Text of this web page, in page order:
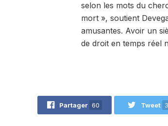
selon les mots du
mort », soutient
amusantes. Avoir un
de droit en temps réel
Partager 60 Tweet